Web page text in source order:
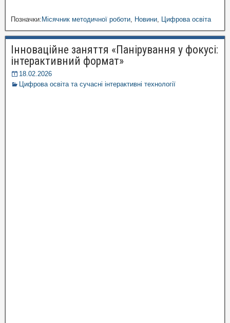
Позначки:Місячник методичної роботи Новини Цифрова освіта
Інноваційне заняття «Панірування у фокусі:
інтерактивний формат»
18.02.2026
Цифрова освіта та сучасні інтерактивні технології